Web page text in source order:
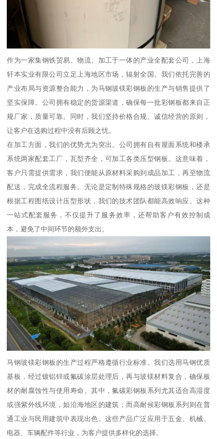
作为一家集钢铁贸易、物流、加工于一体的产业全配套公司，上海
轩本实业有限公司立足上海地区市场，辐射全国。我们依托完善的
产业布局与资源整合能力，为马钢玻镁彩钢板的生产与销售提供了
坚实保障。公司拥有稳定的货源渠道，确保每一批彩钢板都来自正
规厂家，质量可靠。同时，我们坚持价格合规、诚信经营的原则，
让客户在选购过程中没有后顾之忧。
在加工方面，我们的优势尤为突出。公司拥有自有屋面系统和楼承
系统两家配套工厂，瓦型齐全，可加工各类压型钢板。这意味着，
客户只需提供需求，我们便能从原材料采购到成品加工，再至物流
配送，完成全流程服务。无论是定制特殊规格的玻镁彩钢板，还是
根据工程图纸设计压型形状，我们的技术团队都能高效响应。这种
一站式配套服务，不仅提升了服务效率，还帮助客户有效控制成
本，避免了中间环节的额外支出。
马钢玻镁彩钢板的生产过程严格遵循行业标准。我们选用马钢优质
基板，经过镀铝锌或氟碳涂层处理后，再与玻镁材料复合，确保板
材的耐腐蚀性与使用寿命。其中，氟碳彩钢板系列尤其适合高湿度
或强紫外线环境，如沿海地区的建筑；而高耐候彩钢板系列则在普
通工业与民用建筑中表现出色。这些产品广泛应用于五金、机械、
电器、车辆配件等行业，为客户提供多样化的选择。